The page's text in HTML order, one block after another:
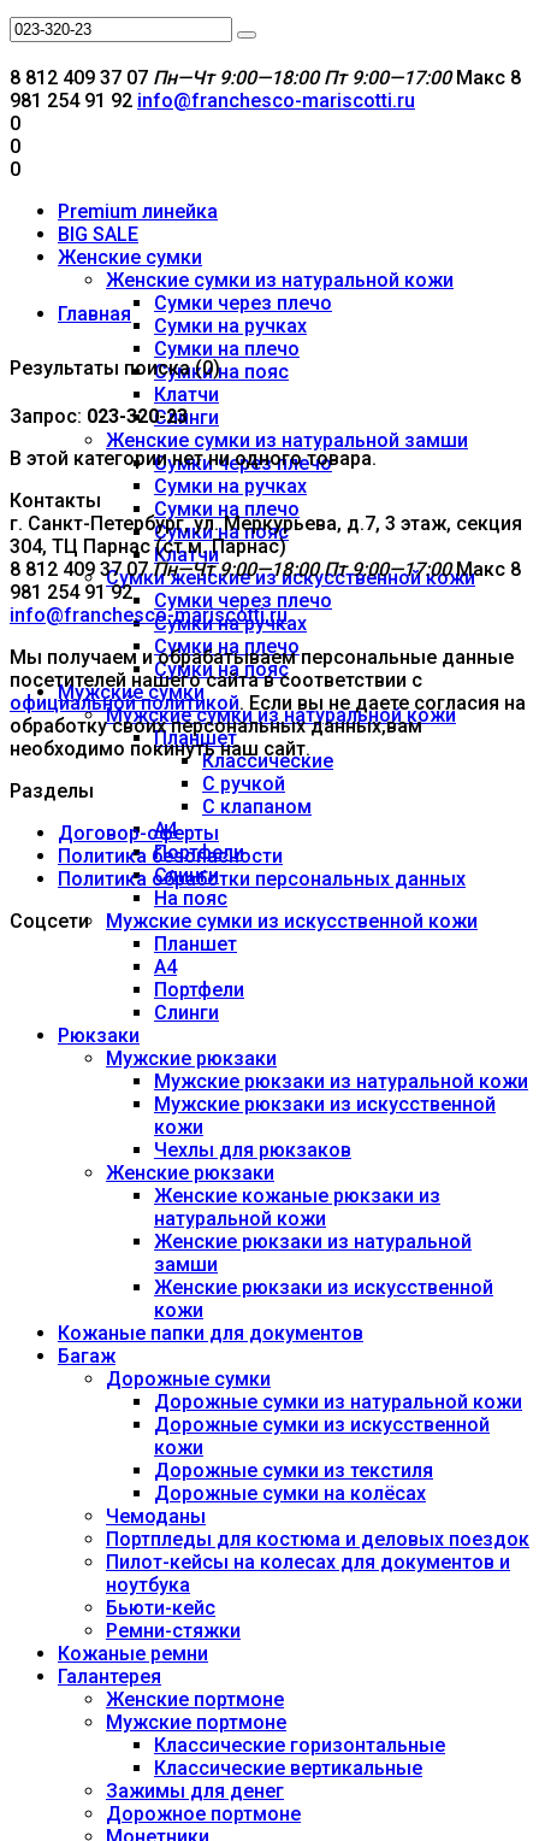
8 812 409 37 07 Пн—Чт 9:00—18:00 Пт 9:00—17:00Макс 8
981 254 91 92 info@franchesco-mariscotti.ru
0
0
0
Premium линейка
BIG SALE
Женские сумки
Женские сумки из натуральной кожи
Сумки через плечо
Сумки на ручках
Сумки на плечо
Сумки на пояс
Клатчи
Слинги
Женские сумки из натуральной замши
Сумки через плечо
Сумки на ручках
Сумки на плечо
Сумки на пояс
Клатчи
Сумки женские из искусственной кожи
Сумки через плечо
Сумки на ручках
Сумки на плечо
Сумки на пояс
Мужские сумки
Мужские сумки из натуральной кожи
Планшет
Классические
С ручкой
С клапаном
А4
Портфели
Слинги
На пояс
Мужские сумки из искусственной кожи
Планшет
А4
Портфели
Слинги
Рюкзаки
Мужские рюкзаки
Мужские рюкзаки из натуральной кожи
Мужские рюкзаки из искусственной
кожи
Чехлы для рюкзаков
Женские рюкзаки
Женские кожаные рюкзаки из
натуральной кожи
Женские рюкзаки из натуральной
замши
Женские рюкзаки из искусственной
кожи
Кожаные папки для документов
Багаж
Дорожные сумки
Дорожные сумки из натуральной кожи
Дорожные сумки из искусственной
кожи
Дорожные сумки из текстиля
Дорожные сумки на колёсах
Чемоданы
Портпледы для костюма и деловых поездок
Пилот-кейсы на колесах для документов и
ноутбука
Бьюти-кейс
Ремни-стяжки
Кожаные ремни
Галантерея
Женские портмоне
Мужские портмоне
Классические горизонтальные
Классические вертикальные
Зажимы для денег
Дорожное портмоне
Главная
Результаты поиска (0)
Запрос: 023-320-23
В этой категории нет ни одного товара.
Контакты
г. Санкт-Петербург, ул. Меркурьева, д.7, 3 этаж, секция
304, ТЦ Парнас (ст.м. Парнас)
8 812 409 37 07Пн—Чт 9:00—18:00 Пт 9:00—17:00Макс 8
981 254 91 92
info@franchesco-mariscotti.ru
Мы получаем и обрабатываем персональные данные
посетителей нашего сайта в соответствии с
официальной политикой. Если вы не даете согласия на
обработку своих персональных данных,вам
необходимо покинуть наш сайт.
Разделы
Договор-оферты
Политика безопасности
Политика обработки персональных данных
Соцсети